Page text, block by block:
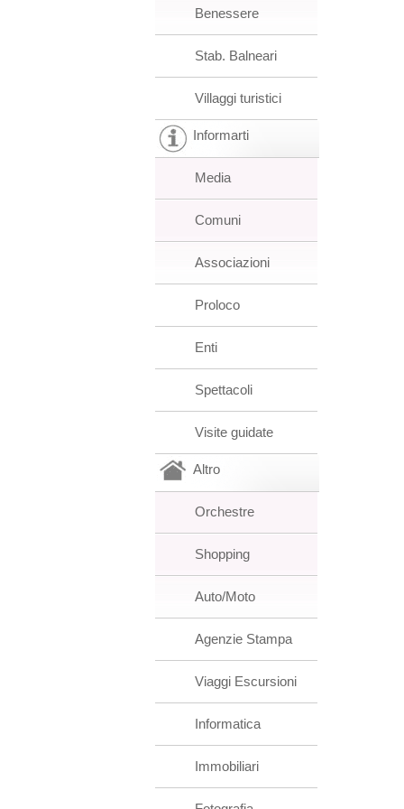
Benessere
Stab. Balneari
Villaggi turistici
Informarti
Media
Comuni
Associazioni
Proloco
Enti
Spettacoli
Visite guidate
Altro
Orchestre
Shopping
Auto/Moto
Agenzie Stampa
Viaggi Escursioni
Informatica
Immobiliari